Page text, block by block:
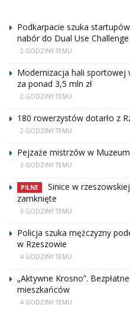
Podkarpacie szuka
nabór do Dual Use Challenge
2 GODZINY TEMU
Modernizacja hali sportowej
za ponad 3,5 mln zł
2 GODZINY TEMU
180 rowerzystów dotarło z
2 GODZINY TEMU
Pejzaże mistrzów w
3 GODZINY TEMU
PILNE
Sinice w
zamknięte
3 GODZINY TEMU
Policja szuka mężczyzny
w Rzeszowie
4 GODZINY TEMU
„Aktywne Krosno”.
mieszkańców
4 GODZINY TEMU